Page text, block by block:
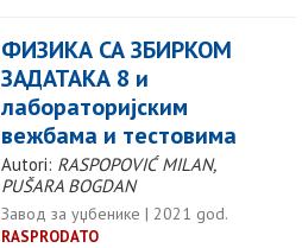
ФИЗИКА СА ЗБИРКОМ
ЗАДАТАКА 8 и
лабораторијским
вежбама и тестовима
Autori: RASPOPOVIĆ MILAN,
PUŠARA BOGDAN
Завод за уџбенике | 2021 god.
RASPRODATO